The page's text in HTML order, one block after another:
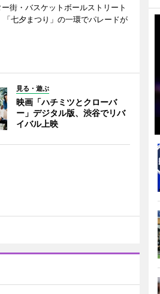
街・バスケットボールストリート
「七夕まつり」の一環でパレードが
見る・遊ぶ
映画「ハチミツとクローバ
ー」デジタル版、渋谷でリバ
イバル上映